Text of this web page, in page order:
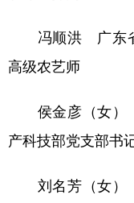
冯顺洪 广东省
高级农艺师
侯金彦（女）
产科技部党支部书
刘名芳（女）